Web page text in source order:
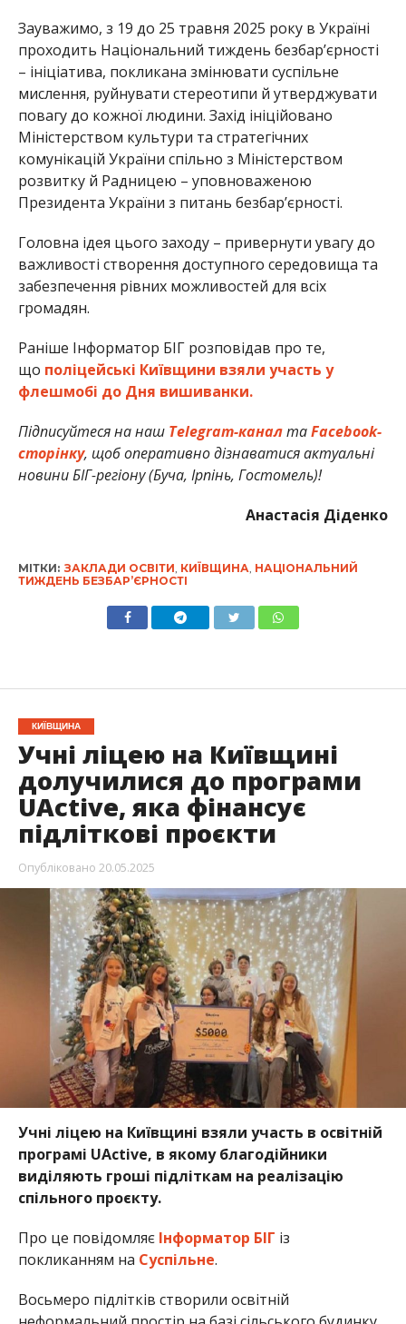
Зауважимо, з 19 до 25 травня 2025 року в Україні
проходить Національний тиждень безбар’єрності
– ініціатива, покликана змінювати суспільне
мислення, руйнувати стереотипи й утверджувати
повагу до кожної людини. Захід ініційовано
Міністерством культури та стратегічних
комунікацій України спільно з Міністерством
розвитку й Радницею – уповноваженою
Президента України з питань безбар’єрності.
Головна ідея цього заходу – привернути увагу до
важливості створення доступного середовища та
забезпечення рівних можливостей для всіх
громадян.
Раніше Інформатор БІГ розповідав про те,
що поліцейські Київщини взяли участь у
флешмобі до Дня вишиванки.
Підписуйтеся на наш Telegram-каналтаFacebook-
сторінку, щоб оперативно дізнаватися актуальні
новини БІГ-регіону (Буча, Ірпінь, Гостомель)!
Анастасія Діденко
МІТКИ: ЗАКЛАДИ ОСВІТИ, КИЇВЩИНА, НАЦІОНАЛЬНИЙ
ТИЖДЕНЬ БЕЗБАР’ЄРНОСТІ
КИЇВЩИНА
Учні ліцею на Київщині
долучилися до програми
UActive, яка фінансує
підліткові проєкти
Опубліковано 20.05.2025
Учні ліцею на Київщині взяли участь в освітній
програмі UActive, в якому благодійники
виділяють гроші підліткам на реалізацію
спільного проєкту.
Про це повідомляє Інформатор БІГ із
покликанням на Суспільне.
Восьмеро підлітків створили освітній